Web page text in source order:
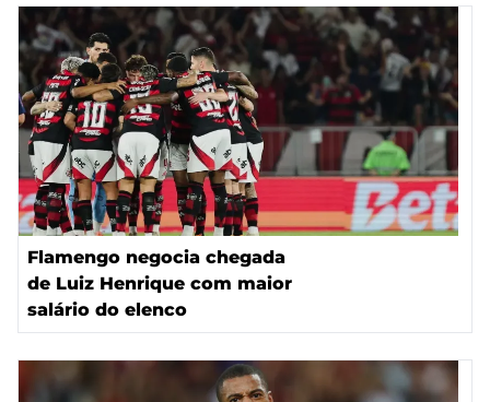
Flamengo negocia chegada
de Luiz Henrique com maior
salário do elenco